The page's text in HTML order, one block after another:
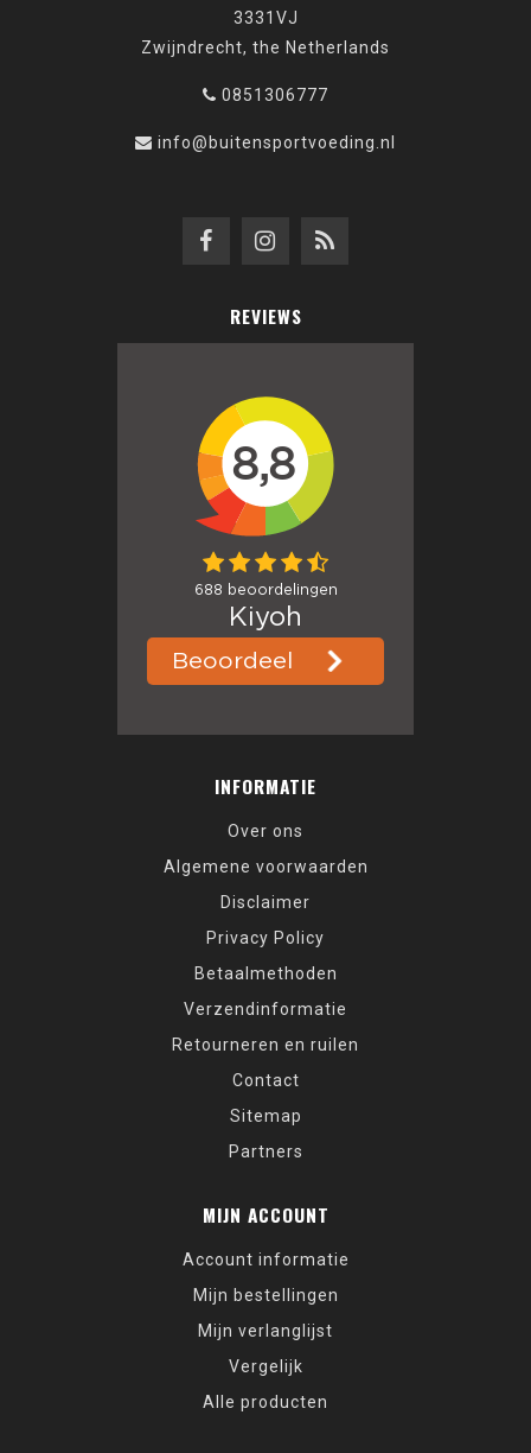
3331VJ
Zwijndrecht, the Netherlands
0851306777
info@buitensportvoeding.nl
REVIEWS
INFORMATIE
Over ons
Algemene voorwaarden
Disclaimer
Privacy Policy
Betaalmethoden
Verzendinformatie
Retourneren en ruilen
Contact
Sitemap
Partners
MIJN ACCOUNT
Account informatie
Mijn bestellingen
Mijn verlanglijst
Vergelijk
Alle producten